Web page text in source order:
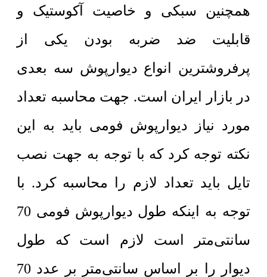
همچنین سبکی و خاصیت آکوستیک و
قابلیت ضد ضربه بودن یکی از
پرفروشترین انواع دیوارپوش سه بعدی
در بازار ایران است. جهت محاسبه تعداد
مورد نیاز دیوارپوش فومی باید به این
نکته توجه کرد که با توجه به جهت نصب
تایل باید تعداد لازم را محاسبه کرد. با
توجه به اینکه طول دیوارپوش فومی 70
سانتی‌متر است لازم است که طول
دیوار را بر اساس سانتی‌متر بر عدد 70